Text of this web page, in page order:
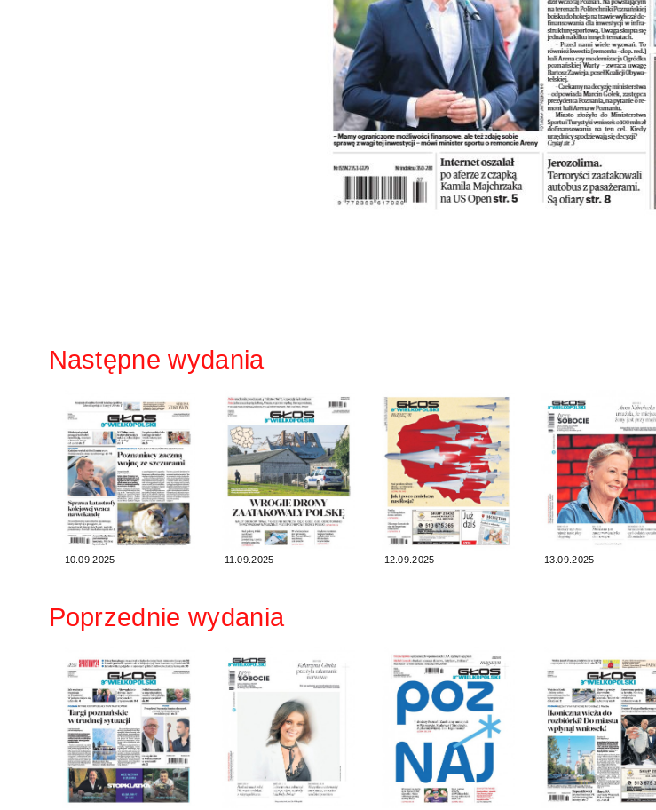
Następne wydania
10.09.2025 11.09.2025 12.09.2025 13.09.2025
Poprzednie wydania